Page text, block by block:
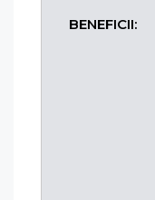
BENEFICII: